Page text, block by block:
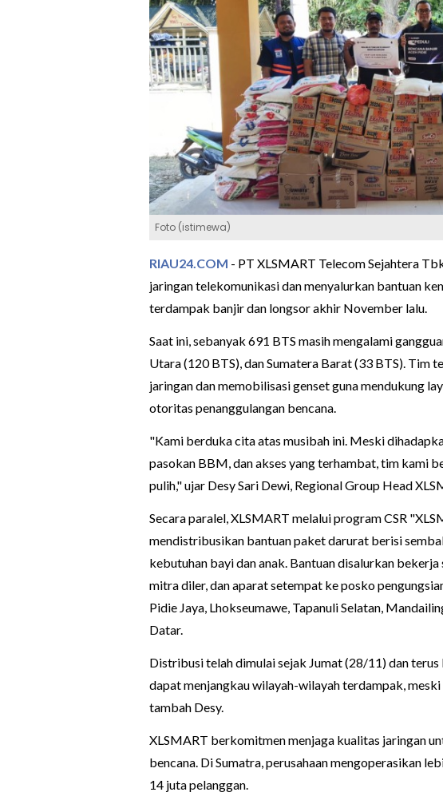
Foto (istimewa)
RIAU24.COM - PT XLSMART Telecom Sejahtera
jaringan telekomunikasi dan menyalurkan bantuan
terdampak banjir dan longsor akhir November lalu.
Saat ini, sebanyak 691 BTS masih mengalami
Utara (120 BTS), dan Sumatera Barat (33 BTS). Tim
jaringan dan memobilisasi genset guna mendukung
otoritas penanggulangan bencana.
"Kami berduka cita atas musibah ini. Meski
pasokan BBM, dan akses yang terhambat, tim kami
pulih," ujar Desy Sari Dewi, Regional Group Head
Secara paralel, XLSMART melalui program CSR
mendistribusikan bantuan paket darurat berisi
kebutuhan bayi dan anak. Bantuan disalurkan
mitra diler, dan aparat setempat ke posko
Pidie Jaya, Lhokseumawe, Tapanuli Selatan,
Datar.
Distribusi telah dimulai sejak Jumat (28/11) dan
dapat menjangkau wilayah-wilayah terdampak,
tambah Desy.
XLSMART berkomitmen menjaga kualitas jaringan
bencana. Di Sumatra, perusahaan mengoperasikan
14 juta pelanggan.